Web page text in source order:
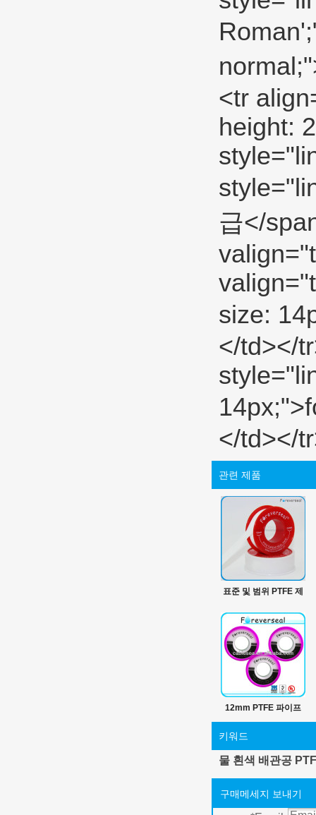
관련 제품
표준 및 범위 PTFE 제
품의 100% PTFE 소재
에 PTFE 테이프
12mm PTFE 파이프
키워드
물 흰색 배관공
구매메세지 보내기